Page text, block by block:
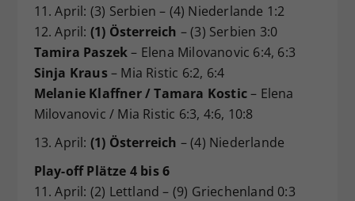
11. April: (3) Serbien – (4) Niederlande 1:2
12. April: (1) Österreich – (3) Serbien 3:0
Tamira Paszek– Elena Milovanovic 6:4, 6:3
Sinja Kraus– Mia Ristic 6:2, 6:4
Melanie Klaffner / Tamara Kostic– Elena
Milovanovic / Mia Ristic 6:3, 4:6, 10:8
13. April: (1) Österreich – (4) Niederlande
Play-off Plätze 4 bis 6
11. April: (2) Lettland – (9) Griechenland 0:3